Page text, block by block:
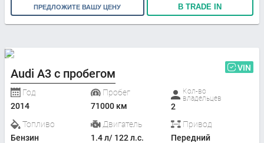
ПРЕДЛОЖИТЕ ВАШУ ЦЕНУ В TRADE IN
Audi A3 с пробегом VIN
Год
2014
Пробег
71000 км
Кол-во
владельцев
2
Топливо
Бензин
Двигатель
1.4 л/ 122 л.с.
Привод
Передний